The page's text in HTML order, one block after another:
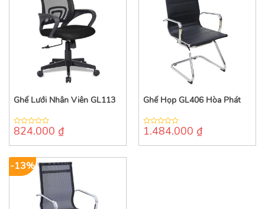
Ghế Lưới Nhân Viên GL113
0
of
824.000 ₫
Ghế Họp GL406 Hòa Phát
0
of
1.484.000 ₫
-13%